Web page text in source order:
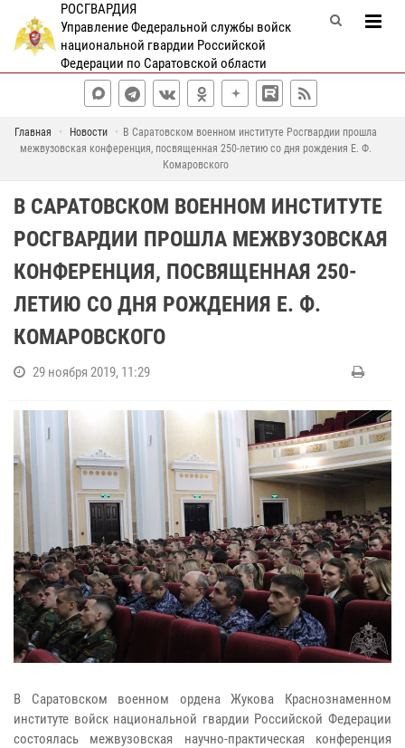
РОСГВАРДИЯ
Управление Федеральной службы войск
национальной гвардии Российской
Федерации по Саратовской области
Главная Новости
В Саратовском военном институте Росгвардии прошла
межвузовская конференция, посвященная 250-летию со дня рождения Е. Ф.
Комаровского
В САРАТОВСКОМ ВОЕННОМ ИНСТИТУТЕ
РОСГВАРДИИ ПРОШЛА МЕЖВУЗОВСКАЯ
КОНФЕРЕНЦИЯ, ПОСВЯЩЕННАЯ 250-
ЛЕТИЮ СО ДНЯ РОЖДЕНИЯ Е. Ф.
КОМАРОВСКОГО
29 ноября 2019, 11:29
В Саратовском военном ордена Жукова Краснознаменном
институте войск национальной гвардии Российской Федерации
состоялась межвузовская научно-практическая конференция